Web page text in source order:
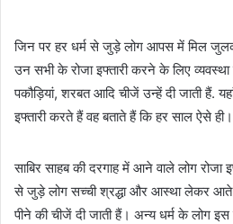
जिन पर हर धर्म से जुड़े लोग आपस में मिल
उन सभी के रोजा इफ्तारी करने के लिए
पकौड़ियां, शरबत आदि चीजें उन्हें दी जाती हैं.
इफ्तारी करते हैं वह बताते हैं कि हर साल ऐसे ही।
साबिर साहब की दरगाह में आने वाले लोग रोजा
से जुड़े लोग सच्ची श्रद्धा और आस्था लेकर
पीने की चीजें दी जाती हैं। अन्य धर्म के लोग इस